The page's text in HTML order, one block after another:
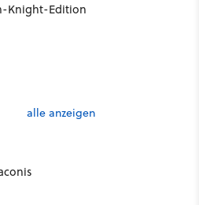
Knight-Edition
alle anzeigen